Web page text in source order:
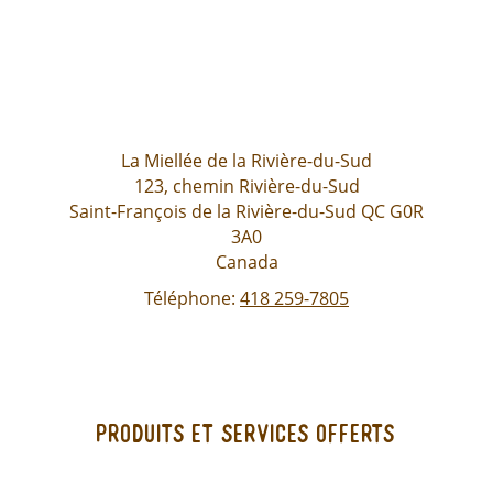
La Miellée de la Rivière-du-Sud
123, chemin Rivière-du-Sud
Saint-François de la Rivière-du-Sud QC G0R
3A0
Canada
Téléphone: 418 259-7805
Produits et services offerts